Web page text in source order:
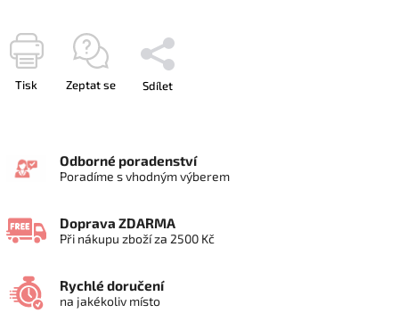
Tisk Zeptat se Sdílet
Odborné poradenství
Poradíme s vhodným výberem
Doprava ZDARMA
Při nákupu zboží za 2500 Kč
Rychlé doručení
na jakékoliv místo